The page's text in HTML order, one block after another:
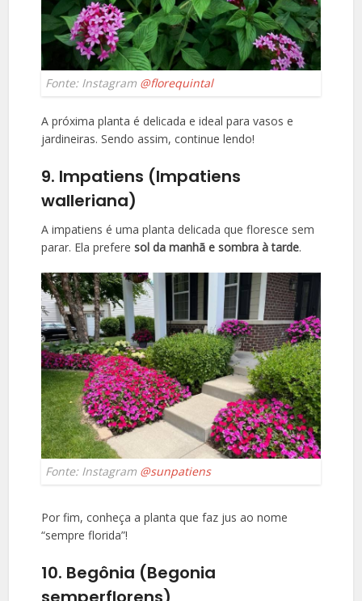
Fonte: Instagram @florequintal
A próxima planta é delicada e ideal para vasos e
jardineiras. Sendo assim, continue lendo!
9. Impatiens (Impatiens
walleriana)
A impatiens é uma planta delicada que floresce sem
parar. Ela preferesol da manhã e sombra à tarde.
Fonte: Instagram @sunpatiens
Por fim, conheça a planta que faz jus ao nome
“sempre florida”!
10. Begônia (Begonia